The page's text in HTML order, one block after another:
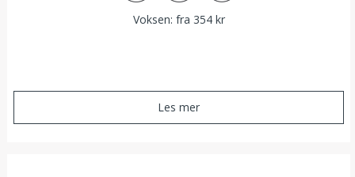
Voksen: fra 354 kr
Les mer